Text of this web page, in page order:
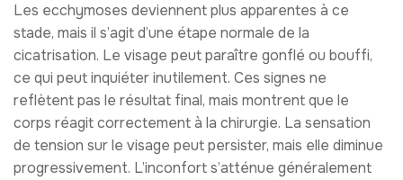
Les ecchymoses deviennent plus apparentes à ce
stade, mais il s’agit d’une étape normale de la
cicatrisation. Le visage peut paraître gonflé ou bouffi,
ce qui peut inquiéter inutilement. Ces signes ne
reflètent pas le résultat final, mais montrent que le
corps réagit correctement à la chirurgie. La sensation
de tension sur le visage peut persister, mais elle diminue
progressivement. L’inconfort s’atténue généralement